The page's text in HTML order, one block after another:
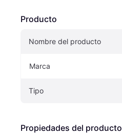
Producto
Nombre del producto
Marca
Tipo
Propiedades del producto